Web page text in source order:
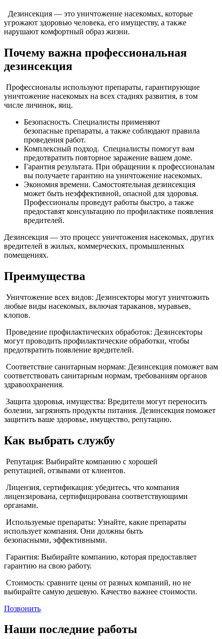
Дезинсекция — это уничтожение насекомых, которые
угрожают здоровью человека, его имуществу, а также
нарушают комфортный образ жизни.
Почему важна профессиональная
дезинсекция
Профессионалы используют препараты, гарантирующие
уничтожение насекомых на всех стадиях развития, в том
числе личинок, яиц.
Безопасность. Специалисты применяют
безопасные препараты, а также соблюдают правила
проведения работ.
Комплексный подход. Специалисты помогут вам
предотвратить повторное заражение вашем доме.
Гарантия результата. При обращении к профессионалам
вы получаете гарантию на уничтожение насекомых.
Экономия времени. Самостоятельная дезинсекция
может быть неэффективной, опасной для здоровья.
Профессионалы проведут работы быстро, а также
предоставят консультацию по профилактике появления
вредителей.
Дезинсекция — это процесс уничтожения насекомых, других
вредителей в жилых, коммерческих, промышленных
помещениях.
Преимущества
Уничтожение всех видов: Дезинсекторы могут уничтожить
любые виды насекомых, включая тараканов, муравьев,
клопов.
Проведение профилактических обработок: Дезинсекторы
могут проводить профилактические обработки, чтобы
предотвратить появление вредителей.
Соответствие санитарным нормам: Дезинсекция поможет вам
соответствовать санитарным нормам, требованиям органов
здравоохранения.
Защита здоровья, имущества: Вредители могут переносить
болезни, загрязнять продукты питания. Дезинсекция поможет
защитить ваше здоровье, имущество, репутацию.
Как выбрать службу
Репутация: Выбирайте компанию с хорошей
репутацией, отзывами от клиентов.
Лицензия, сертификация: убедитесь, что компания
лицензирована, сертифицирована соответствующими
органами.
Используемые препараты: Узнайте, какие препараты
использует компания. Они должны быть
безопасными, эффективными.
Гарантия: Выбирайте компанию, которая предоставляет
гарантию на свою работу.
Стоимость: сравните цены от разных компаний, но не
выбирайте самую дешевую. Качество важнее стоимости.
Позвонить
Наши последние работы